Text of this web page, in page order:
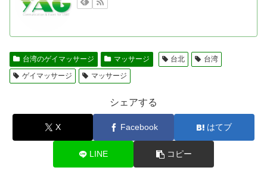
台湾のゲイマッサージ マッサージ 台北
台湾
ゲイマッサージ
マッサージ
シェアする
X Facebook はてブ
LINE コピー